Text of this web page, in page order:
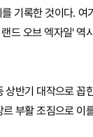
기록한 것이다.
드 오브 엑자일' 역
상반기 대작으로
부활 조짐으로 이